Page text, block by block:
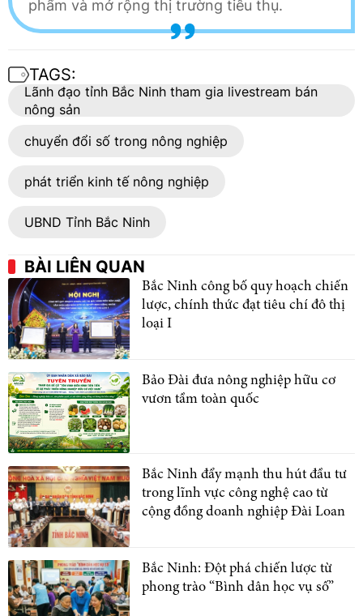
phẩm và mở rộng thị trường tiêu thụ.
TAGS:
Lãnh đạo tỉnh Bắc Ninh tham gia livestream bán
nông sản
chuyển đổi số trong nông nghiệp
phát triển kinh tế nông nghiệp
UBND Tỉnh Bắc Ninh
BÀI LIÊN QUAN
Bắc Ninh công bố quy hoạch chiến
lược, chính thức đạt tiêu chí đô thị
loại I
Bảo Đài đưa nông nghiệp hữu cơ
vươn tầm toàn quốc
Bắc Ninh đẩy mạnh thu hút đầu tư
trong lĩnh vực công nghệ cao từ
cộng đồng doanh nghiệp Đài Loan
Bắc Ninh: Đột phá chiến lược từ
phong trào “Bình dân học vụ số”